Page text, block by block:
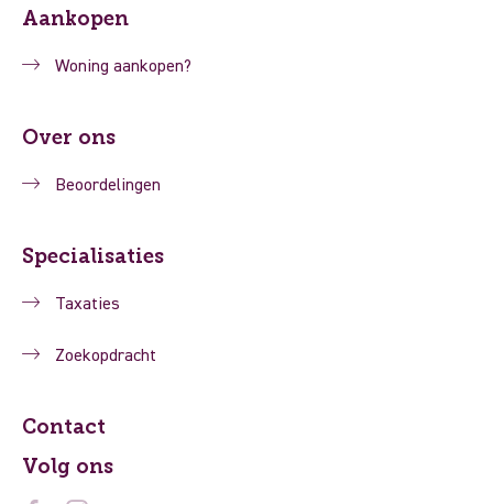
Aankopen
Woning aankopen?
Over ons
Beoordelingen
Specialisaties
Taxaties
Zoekopdracht
Contact
Volg ons